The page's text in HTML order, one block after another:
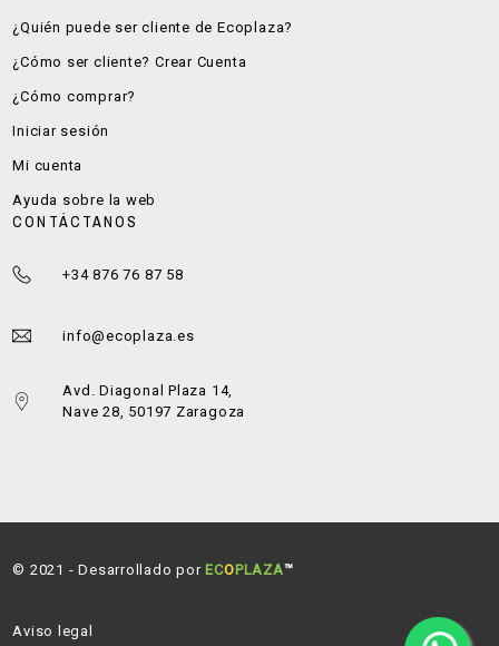
¿Quién puede ser cliente de Ecoplaza?
¿Cómo ser cliente? Crear Cuenta
¿Cómo comprar?
Iniciar sesión
Mi cuenta
Ayuda sobre la web
CONTÁCTANOS
+34 876 76 87 58
info@ecoplaza.es
Avd. Diagonal Plaza 14,
Nave 28, 50197 Zaragoza
© 2021 - Desarrollado por ECOPLAZA™
Aviso legal